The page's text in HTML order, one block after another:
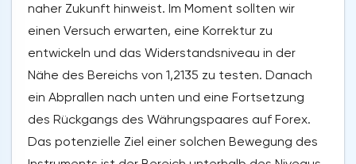
naher Zukunft hinweist. Im Moment sollten wir
einen Versuch erwarten, eine Korrektur zu
entwickeln und das Widerstandsniveau in der
Nähe des Bereichs von 1,2135 zu testen. Danach
ein Abprallen nach unten und eine Fortsetzung
des Rückgangs des Währungspaares auf Forex.
Das potenzielle Ziel einer solchen Bewegung des